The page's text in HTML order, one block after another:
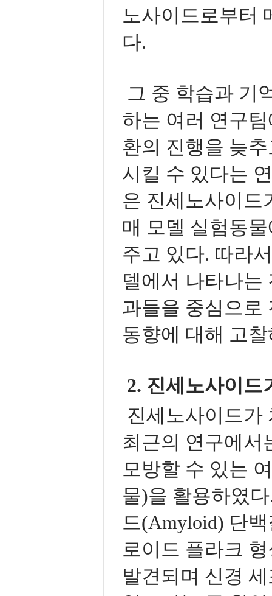
노사이드로부터
다.
그 중 학습과 기
하는 여러 연구
환의 진행을 늦
시킬 수 있다는
은 진세노사이드
매 모델 실험동
주고 있다. 따라
델에서 나타나는
과들을 중심으로
동향에 대해 고
2. 진세노사이드
진세노사이드가
최근의 연구에서
모방할 수 있는
물)을 활용하였
드(Amyloid) 단
로이드 플라크
발견되며 신경